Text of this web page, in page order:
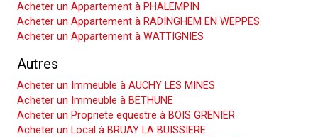
Acheter un Appartement à PHALEMPIN
Acheter un Appartement à RADINGHEM EN WEPPES
Acheter un Appartement à WATTIGNIES
Autres
Acheter un Immeuble à AUCHY LES MINES
Acheter un Immeuble à BETHUNE
Acheter un Propriete equestre à BOIS GRENIER
Acheter un Local à BRUAY LA BUISSIERE